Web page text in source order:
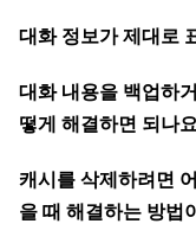
대화 정보가 제대로
대화 내용을 백업하
떻게 해결하면 되나
캐시를 삭제하려면
을 때 해결하는 방법